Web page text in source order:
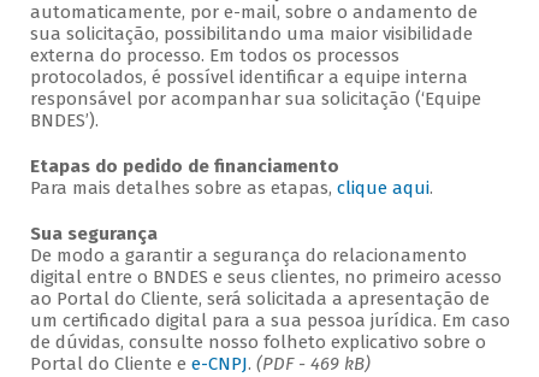
automaticamente, por e-mail, sobre o andamento de
sua solicitação, possibilitando uma maior visibilidade
externa do processo. Em todos os processos
protocolados, é possível identificar a equipe interna
responsável por acompanhar sua solicitação (‘Equipe
BNDES’).
Etapas do pedido de financiamento
Para mais detalhes sobre as etapas, clique aqui.
Sua segurança
De modo a garantir a segurança do relacionamento
digital entre o BNDES e seus clientes, no primeiro acesso
ao Portal do Cliente, será solicitada a apresentação de
um certificado digital para a sua pessoa jurídica. Em caso
de dúvidas, consulte nosso folheto explicativo sobre o
Portal do Cliente e e-CNPJ. (PDF - 469 kB)